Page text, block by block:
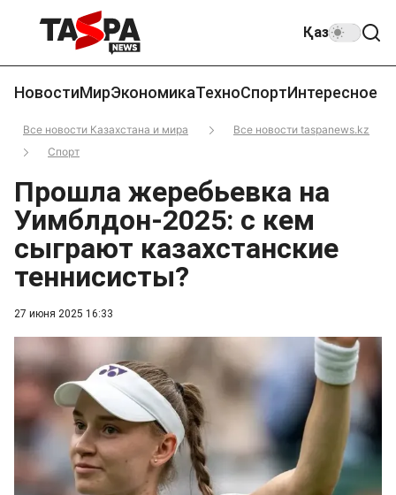
Қаз
НовостиМирЭкономикаТехноСпортИнтересное
Все новости Казахстана и мира
Все новости taspanews.kz
Спорт
27 июня 2025 16:33
Прошла жеребьевка на
Уимблдон-2025: с кем
сыграют казахстанские
теннисисты?